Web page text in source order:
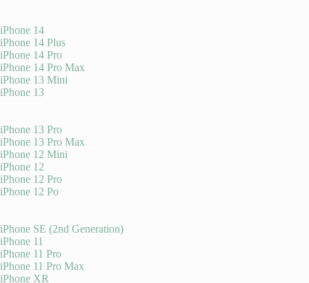
iPhone 14
iPhone 14 Plus
iPhone 14 Pro
iPhone 14 Pro Max
iPhone 13 Mini
iPhone 13
iPhone 13 Pro
iPhone 13 Pro Max
iPhone 12 Mini
iPhone 12
iPhone 12 Pro
iPhone 12 Po
iPhone SE (2nd Generation)
iPhone 11
iPhone 11 Pro
iPhone 11 Pro Max
iPhone XR